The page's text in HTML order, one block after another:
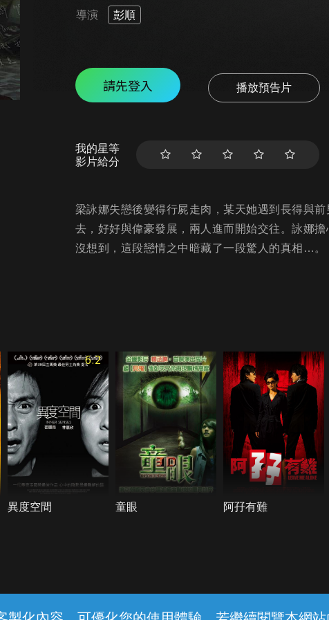
導演 彭順
請先登入 播放預告片
我的星等
影片給分
梁詠娜失戀後變得行屍走肉，某天她遇到長得與
去，好好與偉豪發展，兩人進而開始交往。詠娜
沒想到，這段戀情之中暗藏了一段驚人的真相…。
6.2
異度空間 童眼 阿孖有難
線上客服 服務條款 隱私權保護